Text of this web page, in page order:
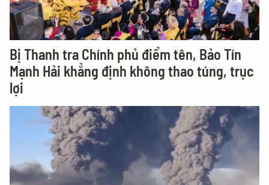
Bị Thanh tra Chính phủ điểm tên, Bảo Tín
Mạnh Hải khẳng định không thao túng, trục
lợi